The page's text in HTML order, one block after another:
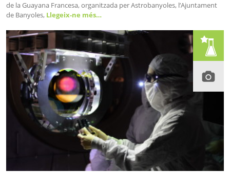
de la Guayana Francesa, organitzada per Astrobanyoles, l’Ajuntament
de Banyoles, Llegeix-ne més…